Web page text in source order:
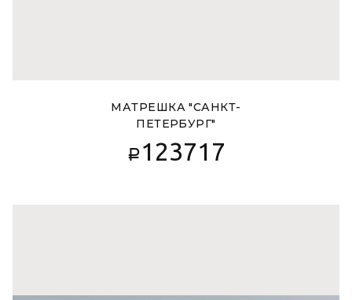
МАТРЕШКА "САНКТ-
ПЕТЕРБУРГ"
Р 123717